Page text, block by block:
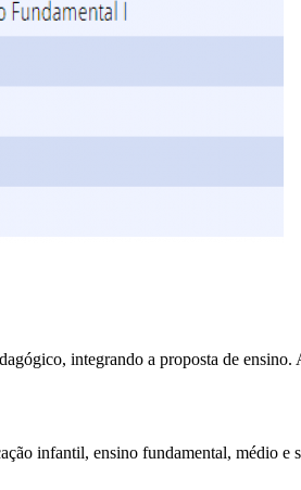
integrando a proposta de
infantil, ensino fundamental, médio e